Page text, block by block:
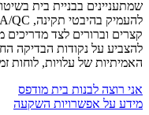
בבניית בית
וברורים לצד מדריכים
על נקודות הבדיקה
של עלויות, לוחות
רוצה לבנות בית מודפס
על אפשרויות השקעה